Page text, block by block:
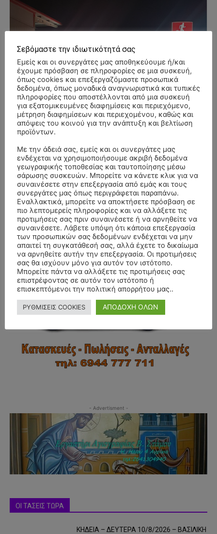
- Advertisment -
- Advertisment -
ΟΙ ΤΑΣΕΙΣ ΤΩΡΑ
ΚΗΔΕΙΑ – ΔΕΥΤΕΡΑ 10/8/2026 – ΒΑΣΙΛΙΚΗ
Σεβόμαστε την ιδιωτικότητά σας
Εμείς και οι συνεργάτες μας αποθηκεύουμε ή/και
έχουμε πρόσβαση σε πληροφορίες σε μια συσκευή,
όπως cookies και επεξεργαζόμαστε προσωπικά
δεδομένα, όπως μοναδικά αναγνωριστικά και τυπικές
πληροφορίες που αποστέλλονται από μια συσκευή
για εξατομικευμένες διαφημίσεις και περιεχόμενο,
μέτρηση διαφημίσεων και περιεχομένου, καθώς και
απόψεις του κοινού για την ανάπτυξη και βελτίωση
προϊόντων.
Με την άδειά σας, εμείς και οι συνεργάτες μας
ενδέχεται να χρησιμοποιήσουμε ακριβή δεδομένα
γεωγραφικής τοποθεσίας και ταυτοποίησης μέσω
σάρωσης συσκευών. Μπορείτε να κάνετε κλικ για να
συναινέσετε στην επεξεργασία από εμάς και τους
συνεργάτες μας όπως περιγράφεται παραπάνω.
Εναλλακτικά, μπορείτε να αποκτήσετε πρόσβαση σε
πιο λεπτομερείς πληροφορίες και να αλλάξετε τις
προτιμήσεις σας πριν συναινέσετε ή να αρνηθείτε να
συναινέσετε. Λάβετε υπόψη ότι κάποια επεξεργασία
των προσωπικών σας δεδομένων ενδέχεται να μην
απαιτεί τη συγκατάθεσή σας, αλλά έχετε το δικαίωμα
να αρνηθείτε αυτήν την επεξεργασία. Οι προτιμήσεις
σας θα ισχύουν μόνο για αυτόν τον ιστότοπο.
Μπορείτε πάντα να αλλάξετε τις προτιμήσεις σας
επιστρέφοντας σε αυτόν τον ιστότοπο ή
επισκεπτόμενοι την πολιτική απορρήτου μας..
ΡΥΘΜΙΣΕΙΣ COOKIES ΑΠΟΔΟΧΗ ΟΛΩΝ